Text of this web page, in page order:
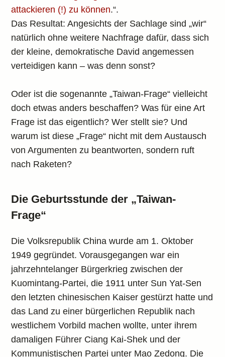
attackieren (!) zu können.“.
Das Resultat: Angesichts der Sachlage sind „wir“
natürlich ohne weitere Nachfrage dafür, dass sich
der kleine, demokratische David angemessen
verteidigen kann – was denn sonst?
Oder ist die sogenannte „Taiwan-Frage“ vielleicht
doch etwas anders beschaffen? Was für eine Art
Frage ist das eigentlich? Wer stellt sie? Und
warum ist diese „Frage“ nicht mit dem Austausch
von Argumenten zu beantworten, sondern ruft
nach Raketen?
Die Geburtsstunde der „Taiwan-
Frage“
Die Volksrepublik China wurde am 1. Oktober
1949 gegründet. Vorausgegangen war ein
jahrzehntelanger Bürgerkrieg zwischen der
Kuomintang-Partei, die 1911 unter Sun Yat-Sen
den letzten chinesischen Kaiser gestürzt hatte und
das Land zu einer bürgerlichen Republik nach
westlichem Vorbild machen wollte, unter ihrem
damaligen Führer Ciang Kai-Shek und der
Kommunistischen Partei unter Mao Zedong. Die